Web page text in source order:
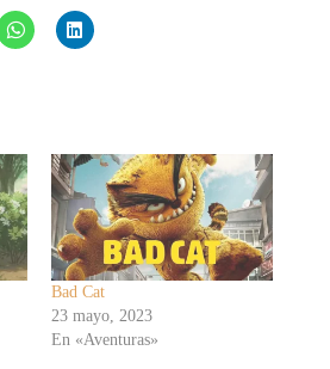
Bad Cat
23 mayo, 2023
En «Aventuras»